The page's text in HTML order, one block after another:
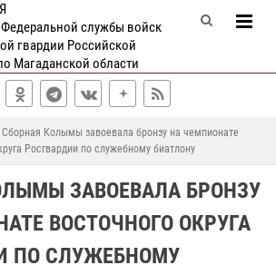
службы войск
гвардии Российской
Магаданской области
Сборная Колымы завоевала бронзу на чемпионате
Росгвардии по служебному биатлону
ЗАВОЕВАЛА БРОНЗУ
ВОСТОЧНОГО ОКРУГА
ПО СЛУЖЕБНОМУ